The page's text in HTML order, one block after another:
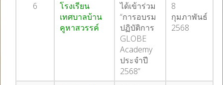
6
โรงเรียน
เทศบาลบ้าน
คูหาสวรรค์
ได้เข้าร่วม
“การอบรม
ปฏิบัติการ
GLOBE
Academy
ประจำปี
2568”
8
กุมภาพันธ์
2568